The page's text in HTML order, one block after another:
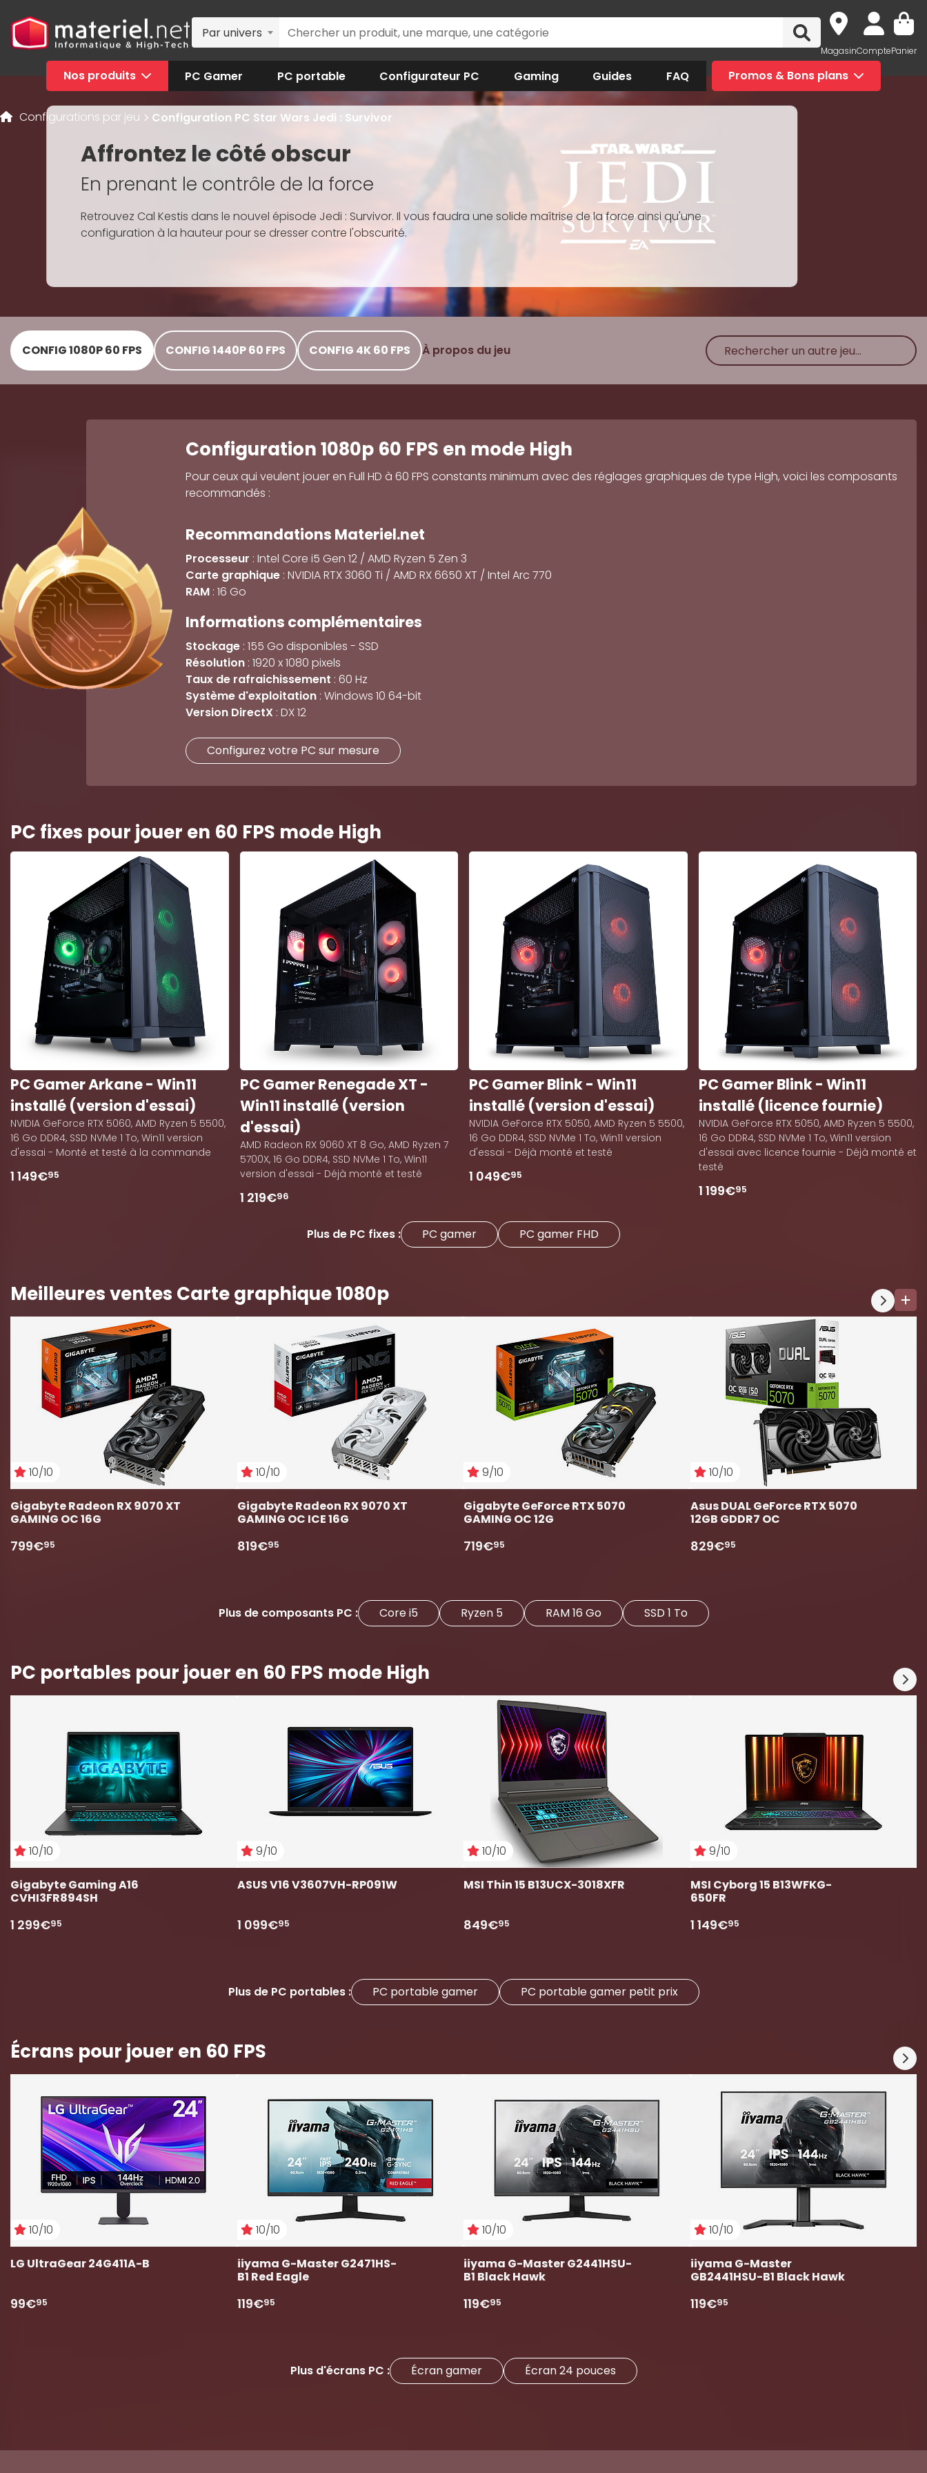
Par univers
MagasinComptePanier
Nos produits PC Gamer PC portable Configurateur PC Gaming Guides FAQ Promos & Bons plans
Configurations par jeu Configuration PC Star Wars Jedi : Survivor
Affrontez le côté obscur
En prenant le contrôle de la force
Retrouvez Cal Kestis dans le nouvel épisode Jedi : Survivor. Il vous faudra une solide maîtrise de la force ainsi qu'une
configuration à la hauteur pour se dresser contre l'obscurité.
CONFIG 1080P 60 FPS CONFIG 1440P 60 FPS CONFIG 4K 60 FPS À propos du jeu
Configuration 1080p 60 FPS en mode High
Pour ceux qui veulent jouer en Full HD à 60 FPS constants minimum avec des réglages graphiques de type High, voici les composants
recommandés :
Recommandations Materiel.net
Processeur : Intel Core i5 Gen 12 / AMD Ryzen 5 Zen 3
Carte graphique: NVIDIA RTX 3060 Ti / AMD RX 6650 XT / Intel Arc 770
RAM: 16 Go
Informations complémentaires
Stockage: 155 Go disponibles - SSD
Résolution: 1920 x 1080 pixels
Taux de rafraichissement : 60 Hz
Système d'exploitation: Windows 10 64-bit
Version DirectX : DX 12
Configurez votre PC sur mesure
PC fixes pour jouer en 60 FPS mode High
PC Gamer Arkane - Win11
installé (version d'essai)
NVIDIA GeForce RTX 5060, AMD Ryzen 5 5500,
16 Go DDR4, SSD NVMe 1 To, Win11 version
d'essai - Monté et testé à la commande
1 149€95
PC Gamer Renegade XT -
Win11 installé (version
d'essai)
AMD Radeon RX 9060 XT 8 Go, AMD Ryzen 7
5700X, 16 Go DDR4, SSD NVMe 1 To, Win11
version d'essai - Déjà monté et testé
1 219€96
PC Gamer Blink - Win11
installé (version d'essai)
NVIDIA GeForce RTX 5050, AMD Ryzen 5 5500,
16 Go DDR4, SSD NVMe 1 To, Win11 version
d'essai - Déjà monté et testé
1 049€95
PC Gamer Blink - Win11
installé (licence fournie)
NVIDIA GeForce RTX 5050, AMD Ryzen 5 5500,
16 Go DDR4, SSD NVMe 1 To, Win11 version
d'essai avec licence fournie - Déjà monté et
testé
1 199€95
Plus de PC fixes : PC gamer PC gamer FHD
Meilleures ventes Carte graphique 1080p
10/10
Gigabyte Radeon RX 9070 XT
GAMING OC 16G
799€95
10/10
Gigabyte Radeon RX 9070 XT
GAMING OC ICE 16G
819€95
9/10
Gigabyte GeForce RTX 5070
GAMING OC 12G
719€95
10/10
Asus DUAL GeForce RTX 5070
12GB GDDR7 OC
829€95
Plus de composants PC : Core i5 Ryzen 5 RAM 16 Go SSD 1 To
PC portables pour jouer en 60 FPS mode High
10/10
Gigabyte Gaming A16
CVHI3FR894SH
1 299€95
9/10
ASUS V16 V3607VH-RP091W
1 099€95
10/10
MSI Thin 15 B13UCX-3018XFR
849€95
9/10
MSI Cyborg 15 B13WFKG-
650FR
1 149€95
Plus de PC portables : PC portable gamer PC portable gamer petit prix
Écrans pour jouer en 60 FPS
10/10
LG UltraGear 24G411A-B
99€95
10/10
iiyama G-Master G2471HS-
B1 Red Eagle
119€95
10/10
iiyama G-Master G2441HSU-
B1 Black Hawk
119€95
10/10
iiyama G-Master
GB2441HSU-B1 Black Hawk
119€95
Plus d'écrans PC : Écran gamer Écran 24 pouces